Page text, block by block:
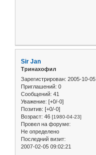
Sir Jan
Тринахофил
Зарегистрирован: 2005-10-05
Приглашений: 0
Сообщений: 41
Уважение: [+0/-0]
Позитив: [+0/-0]
Возраст: 46 [1980-04-23]
Провел на форуме:
Не определено
Последний визит:
2007-02-05 09:02:21